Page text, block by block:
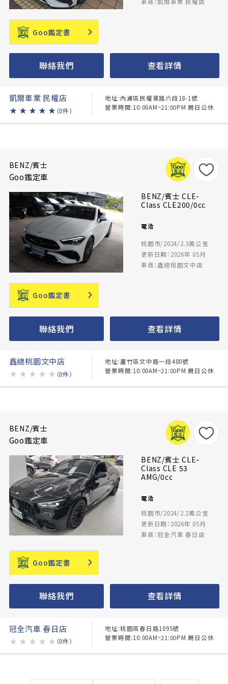
Goo鑑定書
聯絡我們 查看詳情
凱爾車業 民權店
★ ★ ★ ★ ★ （0件）
地址:內湖區民權東路六段18-1號
營業時間:10:00AM~21:00PM 周日公休
BENZ/賓士
Goo鑑定車
BENZ/賓士 CLE-
Class CLE200/0cc
電洽
桃園市/2024/2.3萬公里
更新日期：2026年 05月
車商：鑫總桃園文中店
Goo鑑定書
聯絡我們 查看詳情
鑫總桃園文中店
★ ★ ★ ★ ★ （0件）
地址:蘆竹區文中路一段480號
營業時間:10:00AM~21:00PM 周日公休
BENZ/賓士
Goo鑑定車
BENZ/賓士 CLE-
Class CLE 53
AMG/0cc
電洽
桃園市/2024/2.2萬公里
更新日期：2026年 05月
車商：冠全汽車 春日店
Goo鑑定書
聯絡我們 查看詳情
冠全汽車 春日店
★ ★ ★ ★ ★ （0件）
地址:桃園區春日路1095號
營業時間:10:00AM~21:00PM 周日公休